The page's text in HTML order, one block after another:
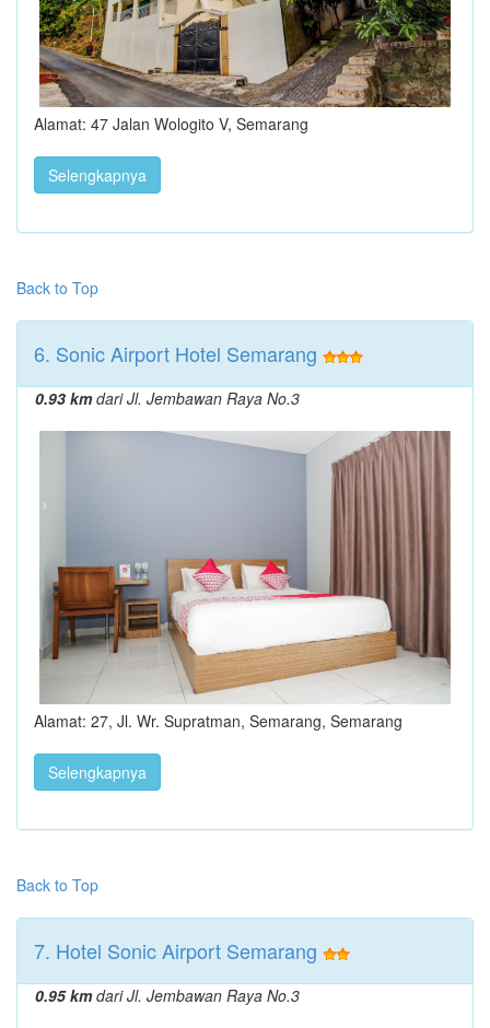
Alamat: 47 Jalan Wologito V, Semarang
Selengkapnya
Back to Top
6. Sonic Airport Hotel Semarang
0.93 kmdari Jl. Jembawan Raya No.3
Alamat: 27, Jl. Wr. Supratman, Semarang, Semarang
Selengkapnya
Back to Top
7. Hotel Sonic Airport Semarang
0.95 kmdari Jl. Jembawan Raya No.3